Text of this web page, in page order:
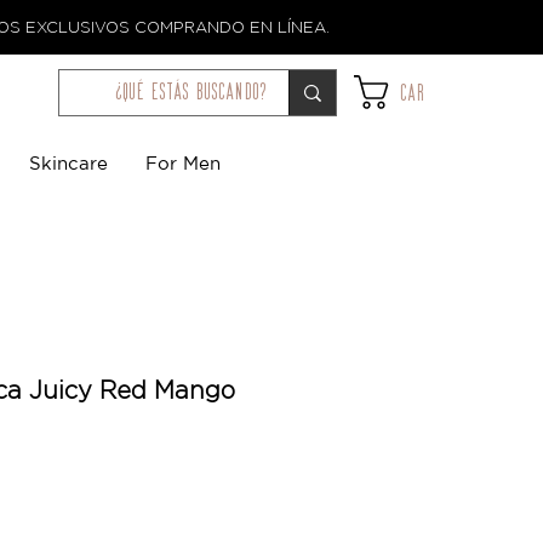
EXCLUSIVOS COMPRANDO EN LÍNEA.
¿qué estás buscando? Car
Skincare For Men
Juicy Red Mango